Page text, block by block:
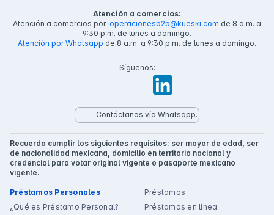
Atención a comercios:
Atención a comercios por operacionesb2b@kueski.com de 8 a.m. a
9:30 p.m. de lunes a domingo.
Atención por Whatsapp de 8 a.m. a 9:30 p.m. de lunes a domingo.
Síguenos:
Contáctanos vía Whatsapp.
Recuerda cumplir los siguientes requisitos: ser mayor de edad, ser
de nacionalidad mexicana, domicilio en territorio nacional y
credencial para votar original vigente o pasaporte mexicano
vigente.
Préstamos Personales
¿Qué es Préstamo Personal?
Préstamos
Préstamos en línea